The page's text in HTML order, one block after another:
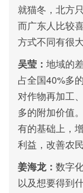
就猫冬，北方
而广东人比较
方式不同有很大
吴莹： 地域的
占全国40%多
对作物再加工
多的附加价值
有的基础上，
利益，改善农
姜海龙： 数字
以及想要得到